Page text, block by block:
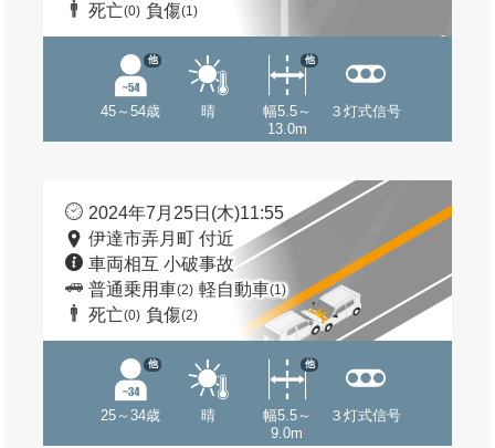
死亡(0) 負傷(1)
45～54歳
他
晴
幅5.5～
13.0m
他
３灯式信号
2024年7月25日(木)11:55
伊達市弄月町 付近
車両相互 小破事故
普通乗用車(2) 軽自動車(1)
死亡(0) 負傷(2)
25～34歳
他
晴
幅5.5～
9.0m
他
３灯式信号